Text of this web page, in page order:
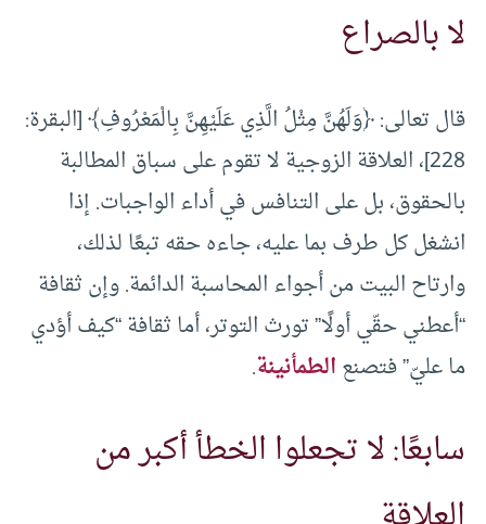
لا بالصراع
قال تعالى: ﴿وَلَهُنَّ مِثْلُ الَّذِي عَلَيْهِنَّ بِالْمَعْرُوفِ﴾ [البقرة:
228]، العلاقة الزوجية لا تقوم على سباق المطالبة
بالحقوق، بل على التنافس في أداء الواجبات. إذا
انشغل كل طرف بما عليه، جاءه حقه تبعًا لذلك،
وارتاح البيت من أجواء المحاسبة الدائمة. وإن ثقافة
“أعطني حقّي أولًا” تورث التوتر، أما ثقافة “كيف أؤدي
ما عليّ” فتصنعالطمأنينة.
سابعًا: لا تجعلوا الخطأ أكبر من